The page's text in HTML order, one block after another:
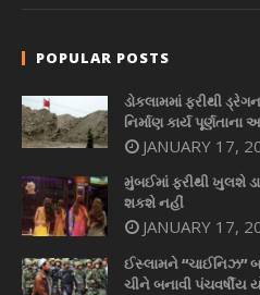
POPULAR POSTS
ડોકલામમાં ફરીથી
નિર્માણ કાર્ય પૂર્ણતાના
JANUARY 17,
મુંબઈમાં ફરીથી ખુલશે
શકશે નહીં
JANUARY 17,
ઈસ્લામને “ચાઈનિઝ”
ચીને બનાવી પંચવર્ષીય